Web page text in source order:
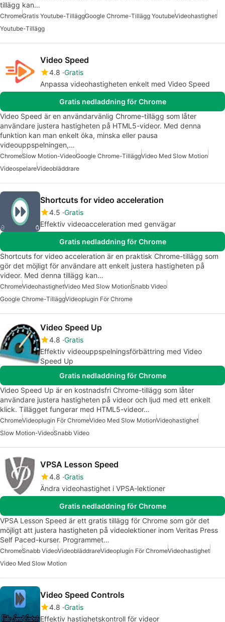
tillägg kan…
ChromeGratis Youtube-TilläggGoogle Chrome-Tillägg YoutubeVideohastighet
Youtube-Tillägg
Video Speed
4.8 Gratis
Anpassa videohastigheten enkelt med Video Speed
Gratis nedladdning för Chrome
Video Speed är en användarvänlig Chrome-tillägg som låter
användare justera hastigheten på HTML5-videor. Med denna
funktion kan man enkelt öka, minska eller pausa
videouppspelningen,…
ChromeSlow Motion-VideoGoogle Chrome-TilläggVideo Med Slow Motion
VideospelareVideobläddrare
Shortcuts for video acceleration
4.5 Gratis
Effektiv videoacceleration med genvägar
Gratis nedladdning för Chrome
Shortcuts for video acceleration är en praktisk Chrome-tillägg som
gör det möjligt för användare att enkelt justera hastigheten på
videor. Med denna tillägg kan…
ChromeVideohastighetVideo Med Slow MotionSnabb Video
Google Chrome-TilläggVideoplugin För Chrome
Video Speed Up
4.8 Gratis
Effektiv videouppspelningsförbättring med Video
Speed Up
Gratis nedladdning för Chrome
Video Speed Up är en kostnadsfri Chrome-tillägg som låter
användare justera hastigheten på videor och ljud med ett enkelt
klick. Tillägget fungerar med HTML5-videor…
ChromeVideoplugin För ChromeVideo Med Slow MotionVideohastighet
Slow Motion-VideoSnabb Video
VPSA Lesson Speed
4.8 Gratis
Ändra videohastighet i VPSA-lektioner
Gratis nedladdning för Chrome
VPSA Lesson Speed är ett gratis tillägg för Chrome som gör det
möjligt att justera hastigheten på videolektioner inom Veritas Press
Self Paced-kurser. Programmet…
ChromeSnabb VideoVideobläddrareVideoplugin För ChromeVideohastighet
Video Med Slow Motion
Video Speed Controls
4.8 Gratis
Effektiv hastighetskontroll för videor